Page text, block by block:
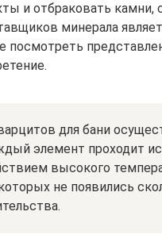
и отбраковать
минерала
посмотреть
для бани
элемент проходит
высокого
не появились